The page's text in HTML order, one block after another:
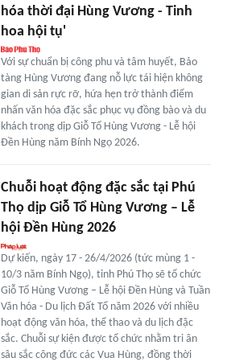
hóa thời đại Hùng Vương - Tinh
hoa hội tụ'
Với sự chuẩn bị công phu và tâm huyết, Bảo
tàng Hùng Vương đang nỗ lực tái hiện không
gian di sản rực rỡ, hứa hẹn trở thành điểm
nhấn văn hóa đặc sắc phục vụ đồng bào và du
khách trong dịp Giỗ Tổ Hùng Vương - Lễ hội
Đền Hùng năm Bính Ngọ 2026.
Chuỗi hoạt động đặc sắc tại Phú
Thọ dịp Giỗ Tổ Hùng Vương – Lễ
hội Đền Hùng 2026
Dự kiến, ngày 17 - 26/4/2026 (tức mùng 1 -
10/3 năm Bính Ngọ), tỉnh Phú Thọ sẽ tổ chức
Giỗ Tổ Hùng Vương – Lễ hội Đền Hùng và Tuần
Văn hóa - Du lịch Đất Tổ năm 2026 với nhiều
hoạt động văn hóa, thể thao và du lịch đặc
sắc. Chuỗi sự kiện được tổ chức nhằm tri ân
sâu sắc công đức các Vua Hùng, đồng thời